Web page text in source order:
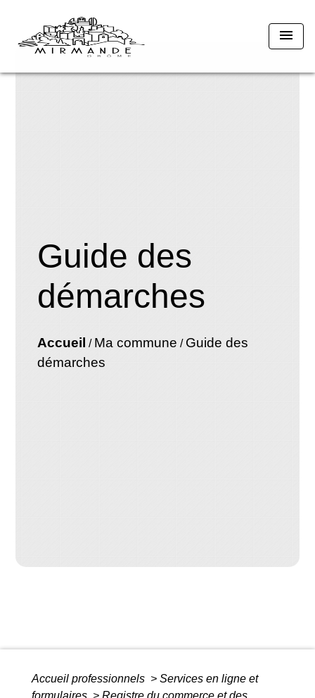
menu
Guide des
démarches
Accueil / Ma commune / Guide des
démarches
Accueil professionnels > Services en ligne et